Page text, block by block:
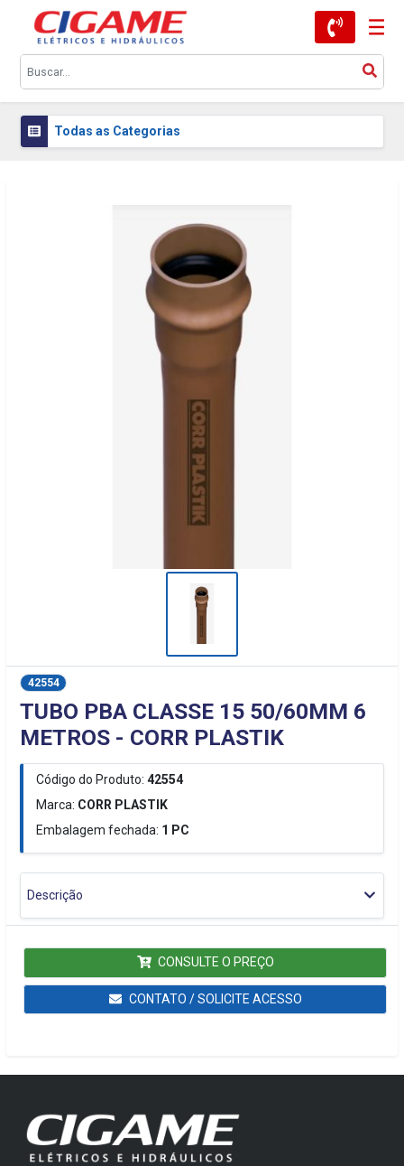
Todas as Categorias
42554
TUBO PBA CLASSE 15 50/60MM 6
METROS - CORR PLASTIK
Código do Produto: 42554
Marca: CORR PLASTIK
Embalagem fechada: 1 PC
Descrição
CONSULTE O PREÇO
CONTATO / SOLICITE ACESSO